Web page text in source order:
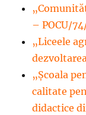
– POCU/
„Liceele
„Școala
calitate
didactice